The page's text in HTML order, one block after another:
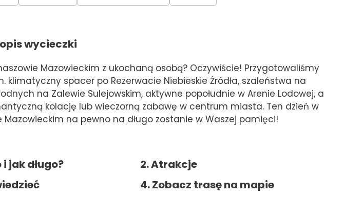
wycieczki
Mazowieckim z ukochaną osobą? Oczywiście! Przygotowaliśmy
klimatyczny spacer po Rezerwacie Niebieskie Źródła, szaleństwa na
na Zalewie Sulejowskim, aktywne popołudnie w Arenie Lodowej, a
kolację lub wieczorną zabawę w centrum miasta. Ten dzień w
Mazowieckim na pewno na długo zostanie w Waszej pamięci!
i jak długo?
2. Atrakcje
4. Zobacz trasę na mapie